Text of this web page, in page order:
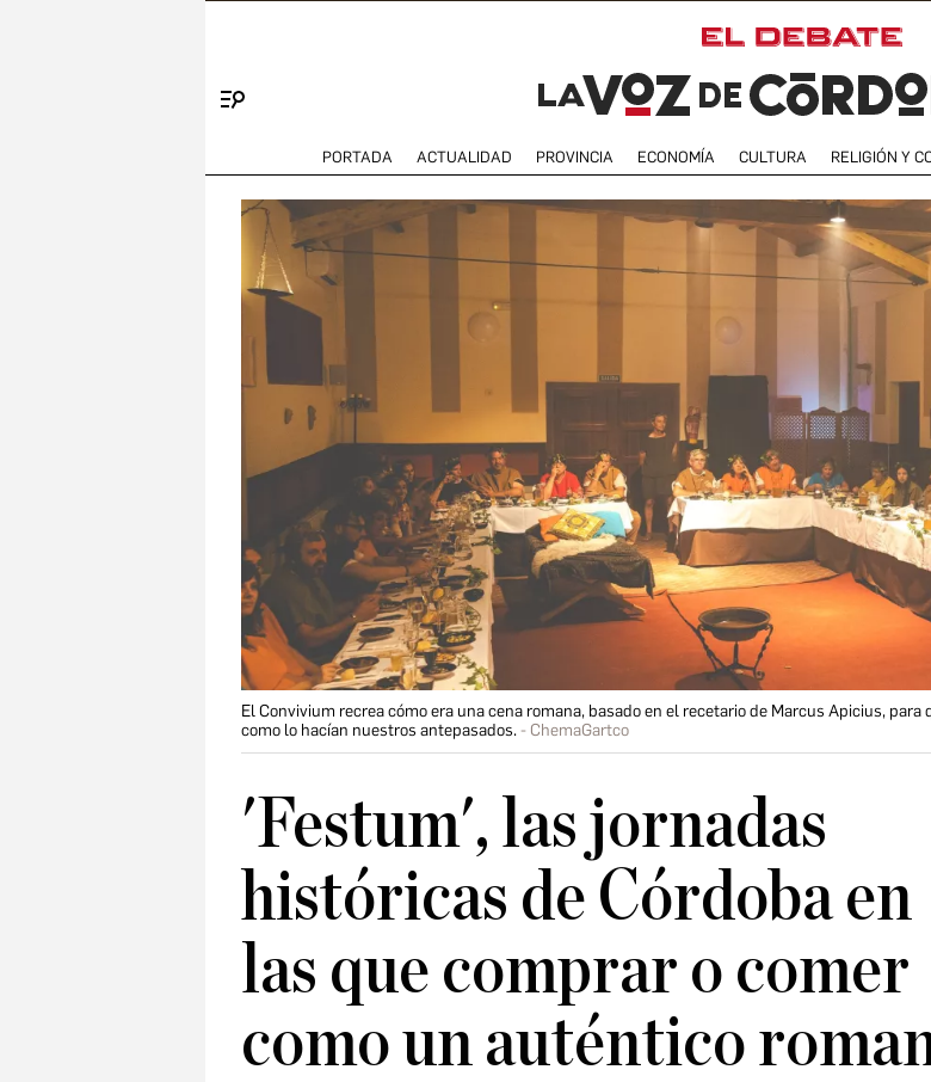
PORTADA ACTUALIDAD PROVINCIA ECONOMÍA CULTURA RELIGIÓN Y
El Convivium recrea cómo era una cena romana, basado en el recetario de Marcus Apicius,
como lo hacían nuestros antepasados.
ChemaGartco
'Festum', las jornadas
históricas de Córdoba en
las que comprar o comer
como un auténtico